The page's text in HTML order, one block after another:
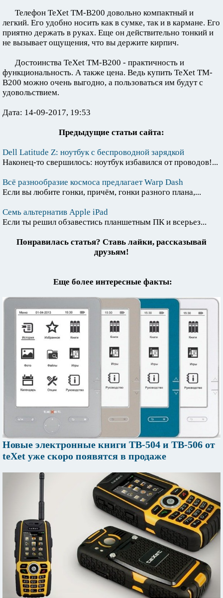
Телефон TeXet TM-B200 довольно компактный и
легкий. Его удобно носить как в сумке, так и в кармане. Его
приятно держать в руках. Еще он действительно тонкий и
не вызывает ощущения, что вы держите кирпич.
Достоинства TeXet TM-B200 - практичность и
функциональность. А также цена. Ведь купить TeXet TM-
B200 можно очень выгодно, а пользоваться им будут с
удовольствием.
Дата: 14-09-2017, 19:53
Предыдущие статьи сайта:
Dell Latitude Z: ноутбук с беспроводной зарядкой
Наконец-то свершилось: ноутбук избавился от проводов!...
Всё разнообразие космоса предлагает Warp Dash
Если вы любите гонки, причём, гонки разного плана,...
Семь альтернатив Apple iPad
Если ты решил обзавестись планшетным ПК и всерьез...
Понравилась статья? Ставь лайки, рассказывай
друзьям!
Еще более интересные факты:
Новые электронные книги TB-504 и TB-506 от
teXet уже скоро появятся в продаже